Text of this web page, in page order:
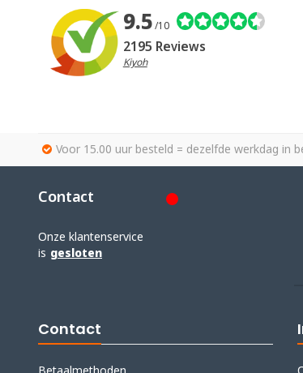
9.5/10
2195 Reviews
Kiyoh
Voor 15.00 uur besteld = dezelfde werkdag in
Contact
Onze klantenservice
is gesloten
Contact